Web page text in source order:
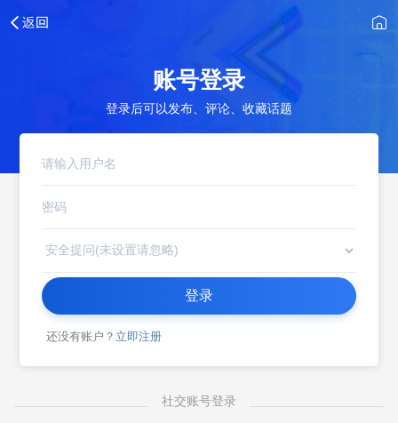
账号登录
登录后可以发布、评论、收藏话题
登录
还没有账户？ 立即注册
社交账号登录